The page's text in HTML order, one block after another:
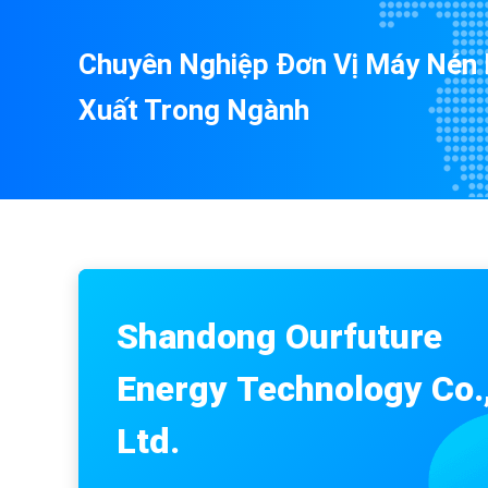
Thịt bò phòng lạnh R404a Bitzer loại vít máy nén
Thịt bò tươi Giữ lạnh Phòng máy nén Đơn vị Máy nén
Chuyên Nghiệp Đơn Vị Máy Nén
Xuất Trong Ngành
Shandong Ourfuture
Energy Technology
Ltd.